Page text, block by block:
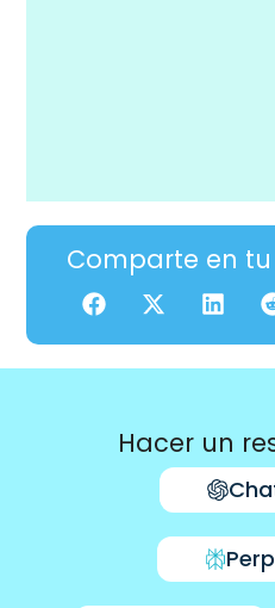
Comparte en
Hacer un